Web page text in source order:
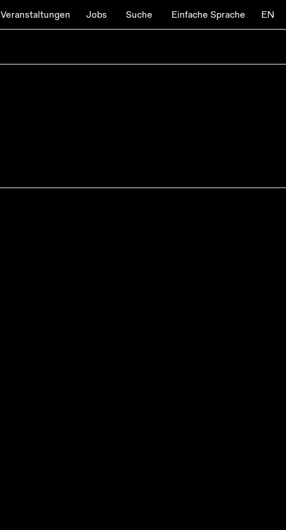
Veranstaltungen Jobs Suche Einfache Sprache EN